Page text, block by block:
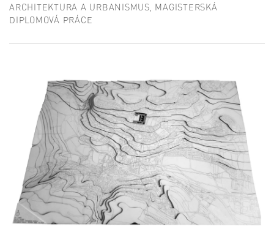
ARCHITEKTURA A URBANISMUS, MAGISTERSKÁ
DIPLOMOVÁ PRÁCE